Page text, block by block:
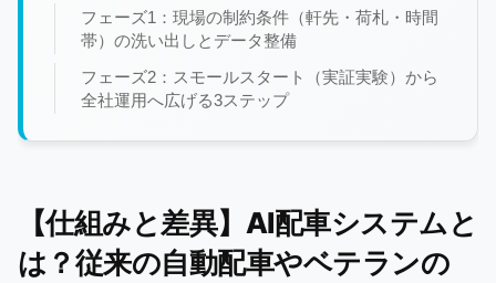
フェーズ1：現場の制約条件（軒先・荷札・時間
帯）の洗い出しとデータ整備
フェーズ2：スモールスタート（実証実験）から
全社運用へ広げる3ステップ
【仕組みと差異】AI配車システムと
は？従来の自動配車やベテランの